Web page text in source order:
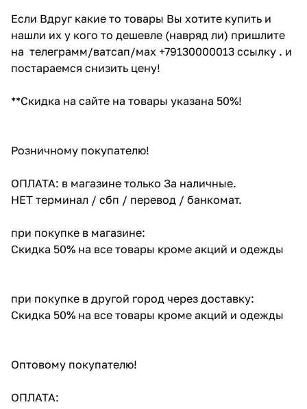
Если Вдруг какие то товары Вы хотите купить и
нашли их у кого то дешевле (навряд ли) пришлите
на телеграмм/ватсап/мах +79130000013 ссылку . и
постараемся снизить цену!
**Скидка на сайте на товары указана 50%!
Розничному покупателю!
ОПЛАТА: в магазине только За наличные.
НЕТ терминал / сбп / перевод / банкомат.
при покупке в магазине:
Скидка 50% на все товары кроме акций и одежды
при покупке в другой город через доставку:
Скидка 50% на все товары кроме акций и одежды
Оптовому покупателю!
ОПЛАТА: